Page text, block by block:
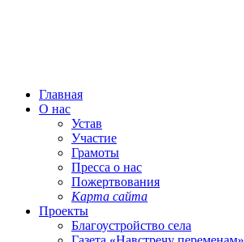
Главная
О нас
Устав
Участие
Грамоты
Пресса о нас
Пожертвования
Карта сайта
Проекты
Благоустройство села